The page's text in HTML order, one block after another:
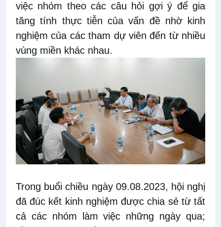
việc nhóm theo các câu hỏi gợi ý để gia
tăng tính thực tiễn của vấn đề nhờ kinh
nghiệm của các tham dự viên đến từ nhiều
vùng miền khác nhau.
Trong buổi chiều ngày 09.08.2023, hội nghị
đã đúc kết kinh nghiệm được chia sẻ từ tất
cả các nhóm làm việc những ngày qua;